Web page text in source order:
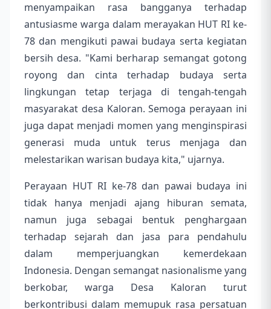
menyampaikan rasa bangganya terhadap
antusiasme warga dalam merayakan HUT RI ke-
78 dan mengikuti pawai budaya serta kegiatan
bersih desa. "Kami berharap semangat gotong
royong dan cinta terhadap budaya serta
lingkungan tetap terjaga di tengah-tengah
masyarakat desa Kaloran. Semoga perayaan ini
juga dapat menjadi momen yang menginspirasi
generasi muda untuk terus menjaga dan
melestarikan warisan budaya kita," ujarnya.
Perayaan HUT RI ke-78 dan pawai budaya ini
tidak hanya menjadi ajang hiburan semata,
namun juga sebagai bentuk penghargaan
terhadap sejarah dan jasa para pendahulu
dalam memperjuangkan kemerdekaan
Indonesia. Dengan semangat nasionalisme yang
berkobar, warga Desa Kaloran turut
berkontribusi dalam memupuk rasa persatuan